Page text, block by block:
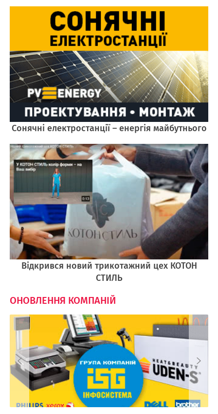
Cонячні електростанції – енергія майбутнього
Відкрився новий трикотажний цех КОТОН
СТИЛЬ
ОНОВЛЕННЯ КОМПАНІЙ